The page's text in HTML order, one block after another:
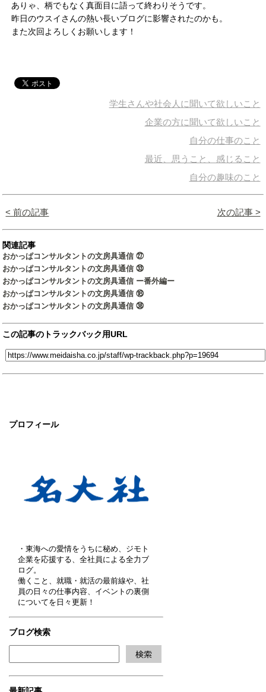
プロフィール
・東海への愛情をうちに秘め、ジモト
企業を応援する、全社員による全力ブ
ログ。
働くこと、就職・就活の最前線や、社
員の日々の仕事内容、イベントの裏側
についてを日々更新！
ブログ検索
ありゃ、柄でもなく真面目に語って終わりそうです。
昨日のウスイさんの熱い長いブログに影響されたのかも。
また次回よろしくお願いします！
学生さんや社会人に聞いて欲しいこと
企業の方に聞いて欲しいこと
自分の仕事のこと
最近、思うこと、感じること
自分の趣味のこと
< 前の記事 次の記事 >
関連記事
おかっぱコンサルタントの文房具通信 ㉗
おかっぱコンサルタントの文房具通信 ㉝
おかっぱコンサルタントの文房具通信 ー番外編ー
おかっぱコンサルタントの文房具通信 ⑱
おかっぱコンサルタントの文房具通信 ㊳
この記事のトラックバック用URL